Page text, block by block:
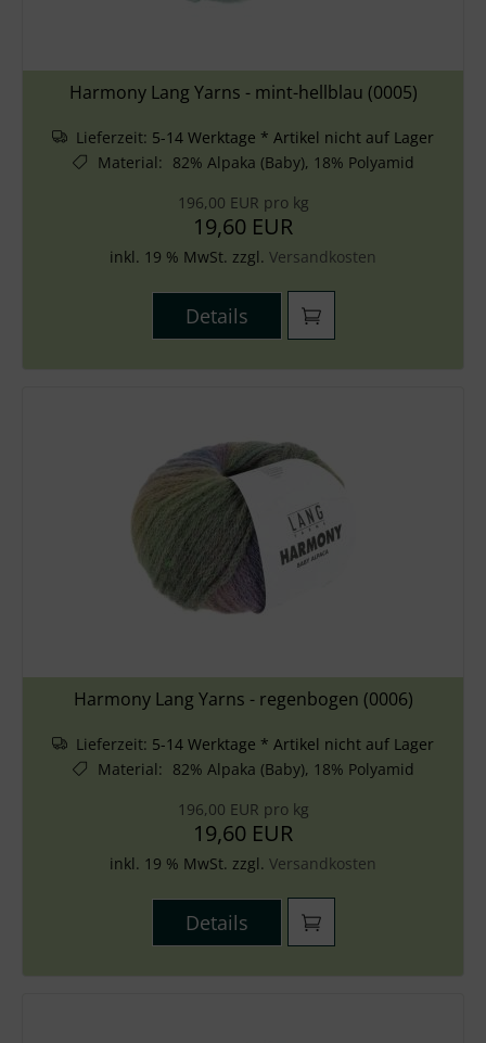
Harmony Lang Yarns - mint-hellblau (0005)
Lieferzeit: 5-14 Werktage * Artikel nicht auf Lager
Material: 82% Alpaka (Baby), 18% Polyamid
196,00 EUR pro kg
19,60 EUR
inkl. 19 % MwSt. zzgl. Versandkosten
Details
Harmony Lang Yarns - regenbogen (0006)
Lieferzeit: 5-14 Werktage * Artikel nicht auf Lager
Material: 82% Alpaka (Baby), 18% Polyamid
196,00 EUR pro kg
19,60 EUR
inkl. 19 % MwSt. zzgl. Versandkosten
Details